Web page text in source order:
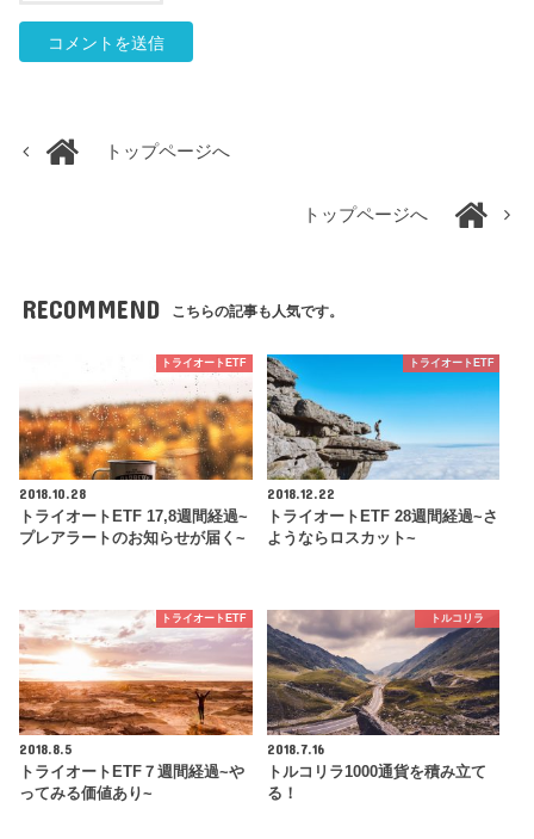
トップページへ
トップページへ
RECOMMEND こちらの記事も人気です。
トライオートETF
2018.10.28
トライオートETF 17,8週間経過~
プレアラートのお知らせが届く~
トライオートETF
2018.12.22
トライオートETF 28週間経過~さ
ようならロスカット~
トライオートETF
2018.8.5
トライオートETF７週間経過~や
ってみる価値あり~
トルコリラ
2018.7.16
トルコリラ1000通貨を積み立て
る！